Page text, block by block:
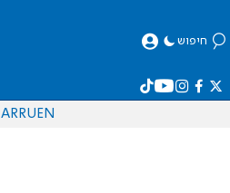
חיפוש
EN
RU
AR